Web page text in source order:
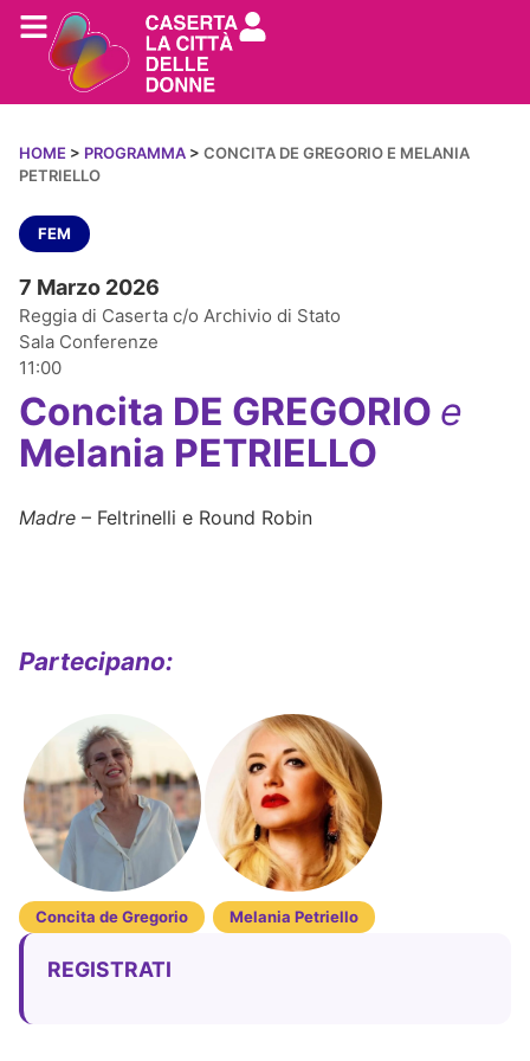
HOME > PROGRAMMA > CONCITA DE GREGORIO E MELANIA
PETRIELLO
FEM
Concita DE GREGORIO e
Melania PETRIELLO
Madre – Feltrinelli e Round Robin
7 Marzo 2026
Reggia di Caserta c/o Archivio di Stato
Sala Conferenze
11:00
Partecipano:
Concita de Gregorio Melania Petriello
REGISTRATI